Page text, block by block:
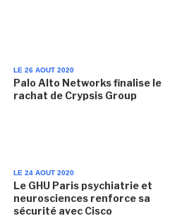
LE 26 AOUT 2020
Palo Alto Networks finalise le
rachat de Crypsis Group
LE 24 AOUT 2020
Le GHU Paris psychiatrie et
neurosciences renforce sa
sécurité avec Cisco